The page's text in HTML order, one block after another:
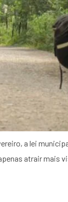
a lei
atrair mais